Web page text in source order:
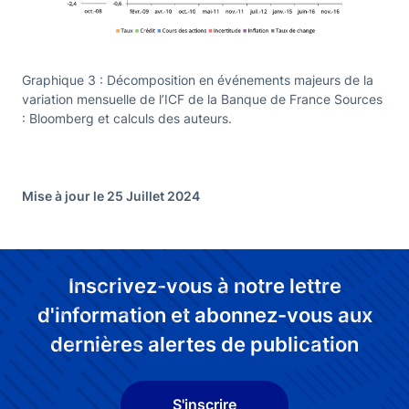
Graphique 3 : Décomposition en événements majeurs de la
variation mensuelle de l’ICF de la Banque de France Sources
: Bloomberg et calculs des auteurs.
Mise à jour le 25 Juillet 2024
Inscrivez-vous à notre lettre
d'information et abonnez-vous aux
dernières alertes de publication
S'inscrire